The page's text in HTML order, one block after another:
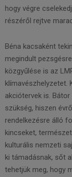
hogy végre
részéről rejtve
Béna kacsaként
megindult
közgyűlése is az
klímavészhelyzetet.
akciótervek is.
szükség, hiszen
rendelkezésre álló
kincseket,
kulturális nemzeti
ki támadásnak, sőt
tehetjük meg, hogy